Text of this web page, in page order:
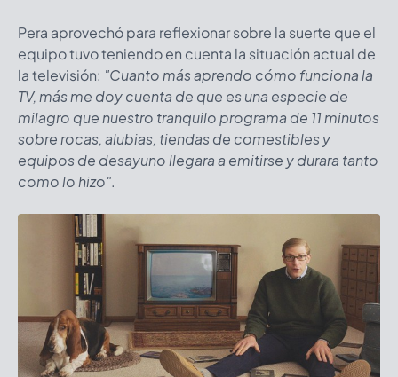
Pera aprovechó para reflexionar sobre la suerte que el
equipo tuvo teniendo en cuenta la situación actual de
la televisión: "Cuanto más aprendo cómo funciona la
TV, más me doy cuenta de que es una especie de
milagro que nuestro tranquilo programa de 11 minutos
sobre rocas, alubias, tiendas de comestibles y
equipos de desayuno llegara a emitirse y durara tanto
como lo hizo".